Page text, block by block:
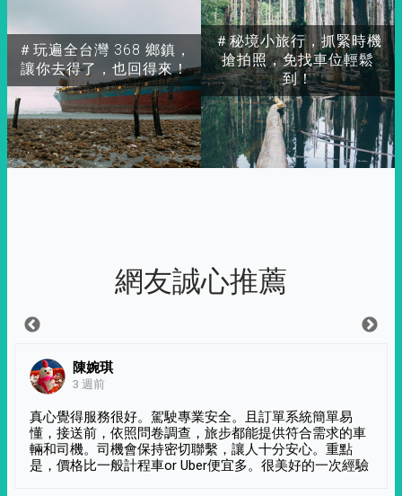
＃玩遍全台灣 368 鄉鎮，
讓你去得了，也回得來！
＃秘境小旅行，抓緊時機
搶拍照，免找車位輕鬆
到！
網友誠心推薦
陳婉琪
3 週前
真心覺得服務很好。駕駛專業安全。且訂單系統簡單易
懂，接送前，依照問卷調查，旅步都能提供符合需求的車
輛和司機。司機會保持密切聯繫，讓人十分安心。重點
是，價格比一般計程車or Uber便宜多。很美好的一次經驗